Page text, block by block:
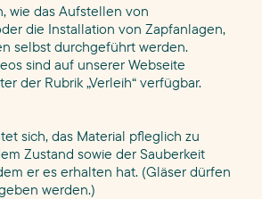
wie das Aufstellen von
die Installation von Zapfanlagen,
selbst durchgeführt werden.
sind auf unserer Webseite
der Rubrik „Verleih“ verfügbar.
sich, das Material pfleglich zu
Zustand sowie der Sauberkeit
er es erhalten hat. (Gläser dürfen
werden.)